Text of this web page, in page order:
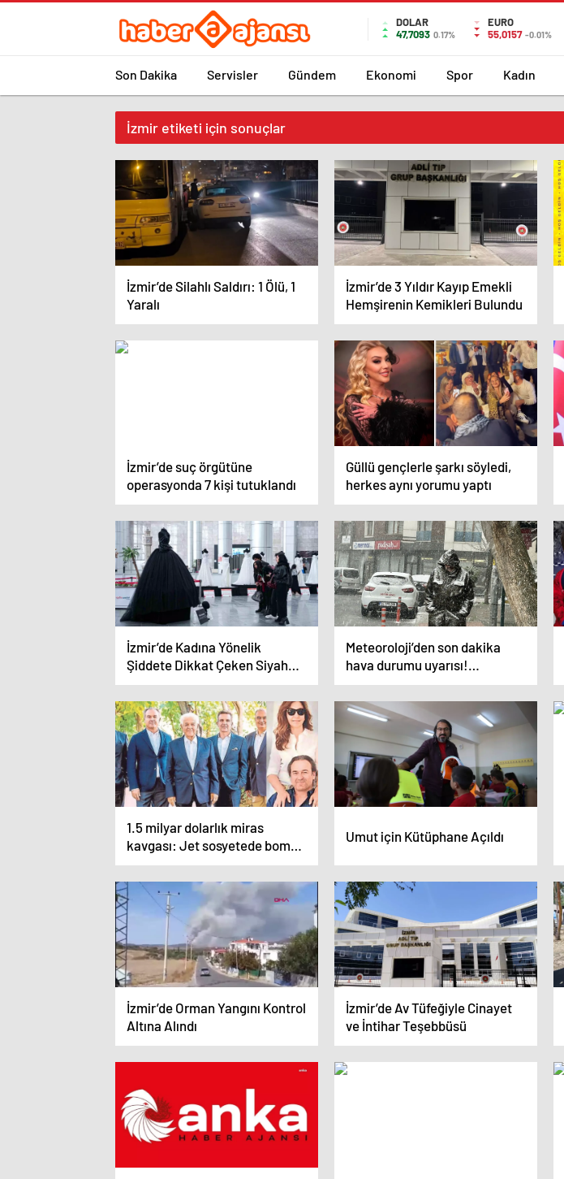
DOLAR
47,7093 0.17%
EURO
55,0157 -0.01%
Son Dakika Servisler Gündem Ekonomi Spor Kadın
İzmir etiketi için sonuçlar
İzmir’de Silahlı Saldırı: 1 Ölü, 1
Yaralı
İzmir’de 3 Yıldır Kayıp Emekli
Hemşirenin Kemikleri Bulundu
İzmir’de suç örgütüne
operasyonda 7 kişi tutuklandı
Güllü gençlerle şarkı söyledi,
herkes aynı yorumu yaptı
İzmir’de Kadına Yönelik
Şiddete Dikkat Çeken Siyah
Gelinlik Tasarımı
Meteoroloji’den son dakika
hava durumu uyarısı!
İstanbul’a ne zaman kar
yağacak? Uzmanlar tarih
verdi…
1.5 milyar dolarlık miras
kavgası: Jet sosyetede bomba
etkisi yarattı!
Umut için Kütüphane Açıldı
İzmir’de Orman Yangını Kontrol
Altına Alındı
İzmir’de Av Tüfeğiyle Cinayet
ve İntihar Teşebbüsü